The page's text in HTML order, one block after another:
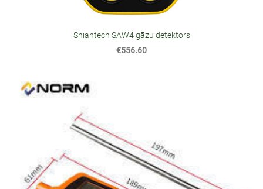
Shiantech SAW4 gāzu detektors
€556.60